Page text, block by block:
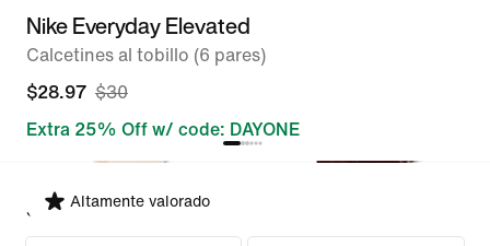
Nike Everyday Elevated
Calcetines al tobillo (6 pares)
$28.97 $30
Extra 25% Off w/ code: DAYONE
Altamente valorado
Seleccionar ajuste